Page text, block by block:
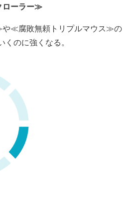
ローラー≫
≪腐敗無頼トリプルマウス≫の
くのに強くなる。